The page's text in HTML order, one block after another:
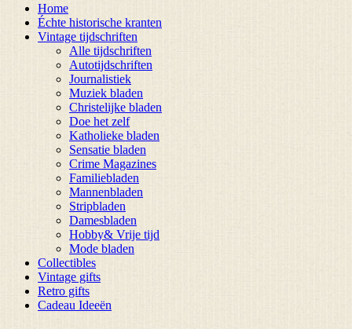
Home
Échte historische kranten
Vintage tijdschriften
Alle tijdschriften
Autotijdschriften
Journalistiek
Muziek bladen
Christelijke bladen
Doe het zelf
Katholieke bladen
Sensatie bladen
Crime Magazines
Familiebladen
Mannenbladen
Stripbladen
Damesbladen
Hobby& Vrije tijd
Mode bladen
Collectibles
Vintage gifts
Retro gifts
Cadeau Ideeën